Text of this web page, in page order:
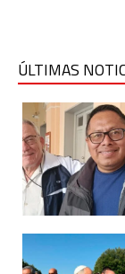
ÚLTIMAS